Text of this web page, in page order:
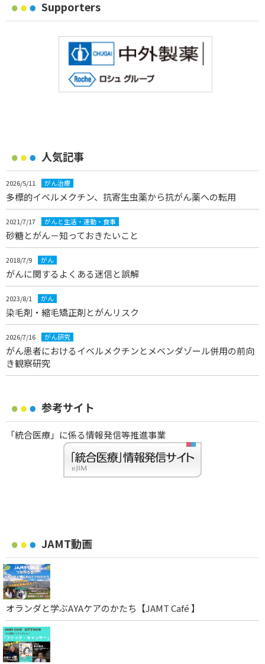
Supporters
人気記事
2026/5/11 がん治療
多標的イベルメクチン、抗寄生虫薬から抗がん薬への転用
2021/7/17 がんと生活・運動・食事
砂糖とがん－知っておきたいこと
2018/7/9 がん
がんに関するよくある迷信と誤解
2023/8/1 がん
染毛剤・縮毛矯正剤とがんリスク
2026/7/16 がん研究
がん患者におけるイベルメクチンとメベンダゾール併用の前向
き観察研究
参考サイト
「統合医療」に係る情報発信等推進事業
JAMT動画
オランダと学ぶAYAケアのかたち【JAMT Café 】